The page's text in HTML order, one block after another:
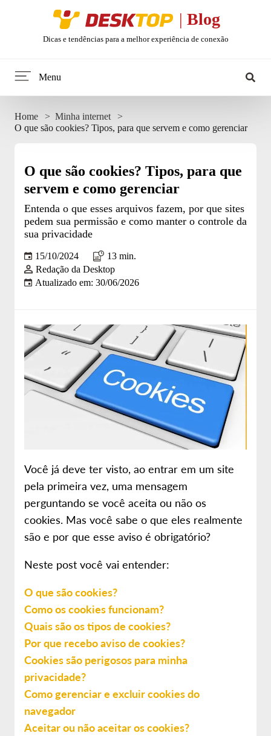
Desktop
| Blog
Dicas e tendências para a melhor experiência de conexão
Menu
Home
Minha internet
Tendências
Web Stories
Entretenimento
Site da Desktop
Home
Minha internet
O que são cookies? Tipos, para que servem e como gerenciar
O que são cookies? Tipos, para que
servem e como gerenciar
Entenda o que esses arquivos fazem, por que sites
pedem sua permissão e como manter o controle da
sua privacidade
15/10/2024
13 min.
Redação da Desktop
Atualizado em: 30/06/2026
Você já deve ter visto, ao entrar em um site
pela primeira vez, uma mensagem
perguntando se você aceita ou não os
cookies. Mas você sabe o que eles realmente
são e por que esse aviso é obrigatório?
Neste post você vai entender:
O que são cookies?
Como os cookies funcionam?
Quais são os tipos de cookies?
Por que recebo aviso de cookies?
Cookies são perigosos para minha
privacidade?
Como gerenciar e excluir cookies do
navegador
Aceitar ou não aceitar os cookies?